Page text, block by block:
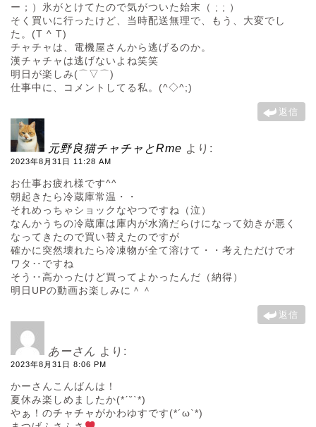
ー；）氷がとけてたので気がついた始末（ ; ; ）
そく買いに行ったけど、当時配送無理で、もう、大変でし
た。(T ^ T)
チャチャは、電機屋さんから逃げるのか。
漢チャチャは逃げないよね笑笑
明日が楽しみ(⌒▽⌒)
仕事中に、コメントしてる私。(^◇^;)
返信
元野良猫チャチャとRme より:
2023年8月31日 11:28 AM
お仕事お疲れ様です^^
朝起きたら冷蔵庫常温・・
それめっちゃショックなやつですね（泣）
なんかうちの冷蔵庫は庫内が水滴だらけになって効きが悪く
なってきたので買い替えたのですが
確かに突然壊れたら冷凍物が全て溶けて・・考えただけでオ
ワタ‥ですね
そう‥高かったけど買ってよかったんだ（納得）
明日UPの動画お楽しみに＾＾
返信
あーさん より:
2023年8月31日 8:06 PM
かーさんこんばんは！
夏休み楽しめましたか(*ˊ˘ˋ*)
やぁ！のチャチャがかわゆすです(*´ω`*)